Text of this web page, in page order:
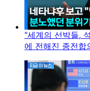
"세계의 선박들,
에 전해진 종전합